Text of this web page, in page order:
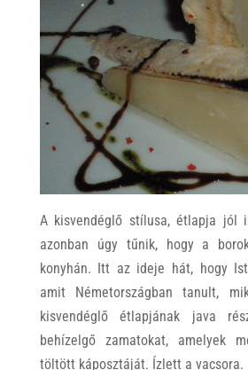
A kisvendéglő stílusa, étlapja jól
azonban úgy tűnik, hogy a
konyhán. Itt az ideje hát, hogy
amit Németországban tanult,
kisvendéglő étlapjának java
behízelgő zamatokat, amelyek
töltött káposztáját. Ízlett a vacsora.